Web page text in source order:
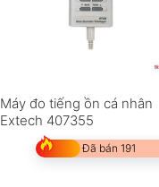
Máy đo tiếng ồn cá nhân
Extech 407355
Đã bán 191